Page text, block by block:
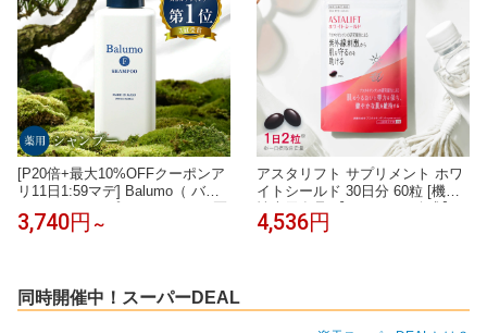
[P20倍+最大10%OFFクーポンア
リ11日1:59マデ] Balumo（ バル
薬部外品 薬用 スカルプシャンプ
3,740円 ～
アスタリフト サプリメント ホワ
イトシールド 30日分 60粒 [機能
サプリ アスタキサンチン 紫外線
4,536円
同時開催中！スーパーDEAL